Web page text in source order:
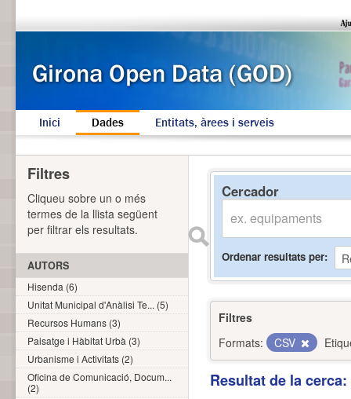
Inici Dades Entitats, àrees i serveis
Cercador
Ordenar resultats per
Filtres
Formats:
CSV
Resultat de la
Filtres
Cliqueu sobre un o més
termes de la llista següent
per filtrar els resultats.
AUTORS
Hisenda (6)
Unitat Municipal d'Anàlisi Te... (5)
Recursos Humans (3)
Paisatge i Hàbitat Urbà (3)
Urbanisme i Activitats (2)
Oficina de Comunicació, Docum...
(2)